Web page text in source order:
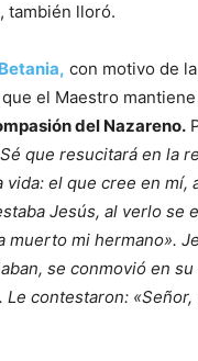
también lloró.
Betania, con motivo de
el Maestro
del Nazareno.
que resucitará en la
el que cree en mí,
Jesús, al verlo se
muerto mi hermano».
se conmovió en
contestaron: